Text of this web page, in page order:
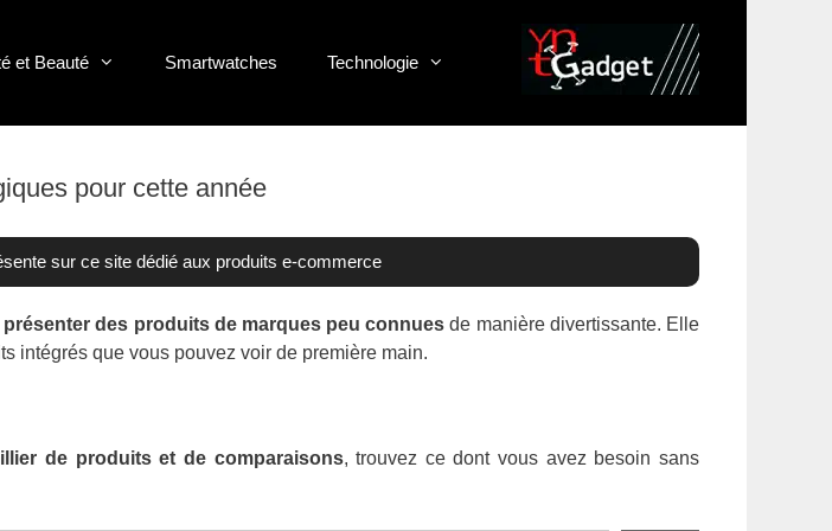
et Beauté Smartwatches Technologie
pour cette année
sur ce site dédié aux produits e-commerce
présenter des produits de marques peu connues de manière divertissante. Elle
intégrés que vous pouvez voir de première main.
de produits et de comparaisons, trouvez ce dont vous avez besoin sans